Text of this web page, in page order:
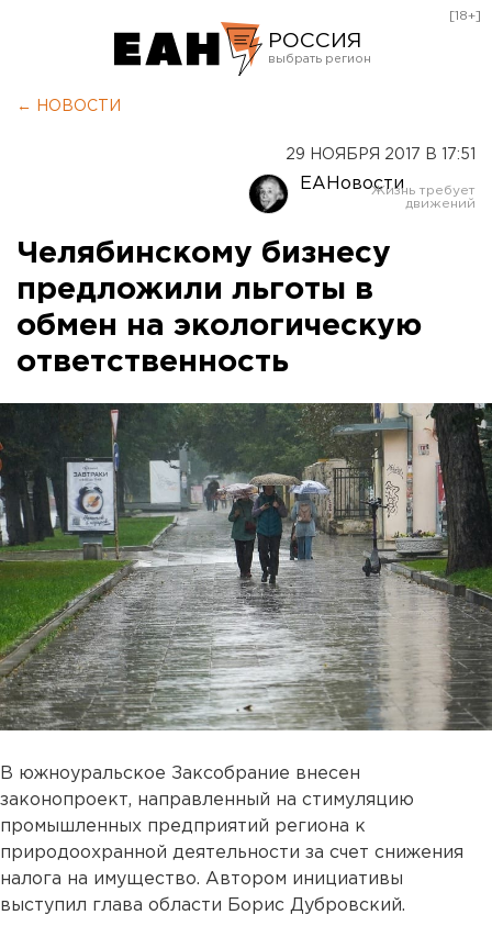
РОССИЯ
Оренбург
[18+]
← НОВОСТИ
29 НОЯБРЯ 2017 В 17:51
ЕАНовости
Челябинскому бизнесу
предложили льготы в
обмен на экологическую
ответственность
В южноуральское Заксобрание внесен
законопроект, направленный на стимуляцию
промышленных предприятий региона к
природоохранной деятельности за счет снижения
налога на имущество. Автором инициативы
выступил глава области Борис Дубровский.